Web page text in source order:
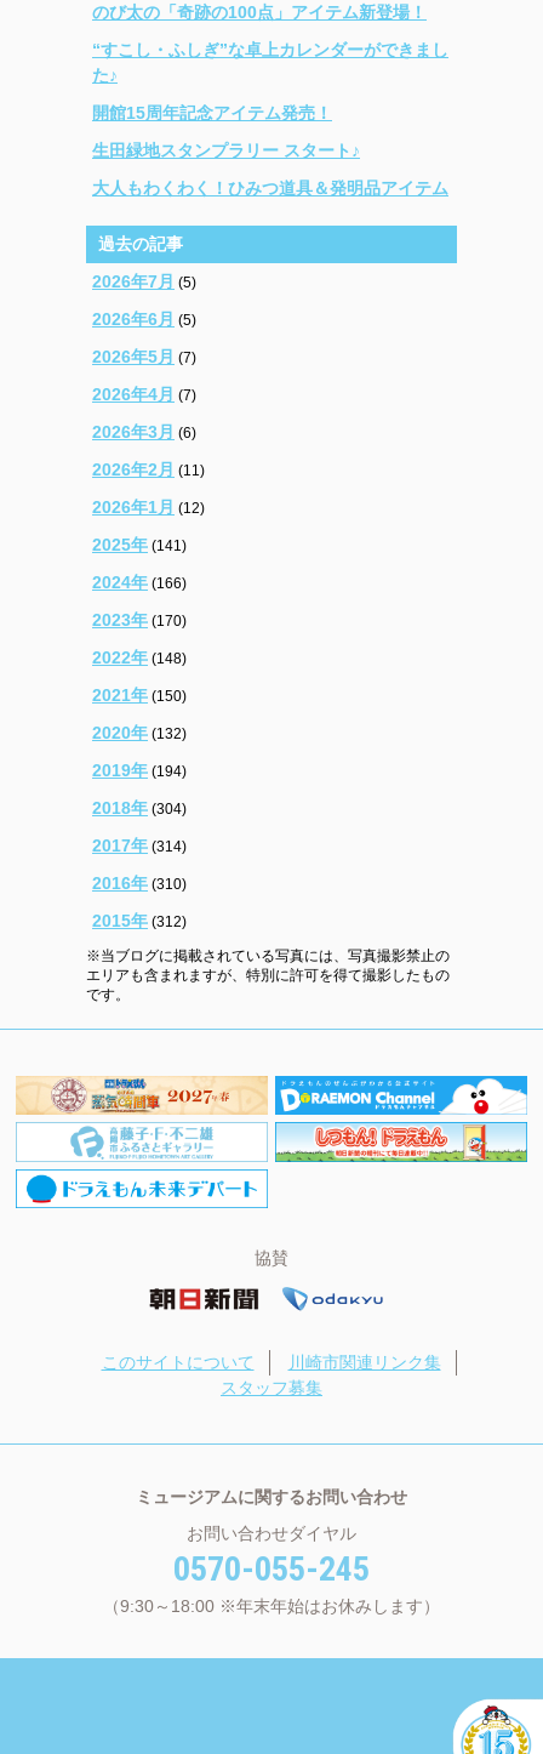
のび太の「奇跡の100点」アイテム新登場！
“すこし・ふしぎ”な卓上カレンダーができまし
た♪
開館15周年記念アイテム発売！
生田緑地スタンプラリー スタート♪
大人もわくわく！ひみつ道具＆発明品アイテム
過去の記事
2026年7月 (5)
2026年6月 (5)
2026年5月 (7)
2026年4月 (7)
2026年3月 (6)
2026年2月 (11)
2026年1月 (12)
2025年 (141)
2024年 (166)
2023年 (170)
2022年 (148)
2021年 (150)
2020年 (132)
2019年 (194)
2018年 (304)
2017年 (314)
2016年 (310)
2015年 (312)
※当ブログに掲載されている写真には、写真撮影禁止の
エリアも含まれますが、特別に許可を得て撮影したもの
です。
協賛
このサイトについて
川崎市関連リンク集
スタッフ募集
ミュージアムに関するお問い合わせ
お問い合わせダイヤル
0570-055-245
（9:30～18:00 ※年末年始はお休みします）